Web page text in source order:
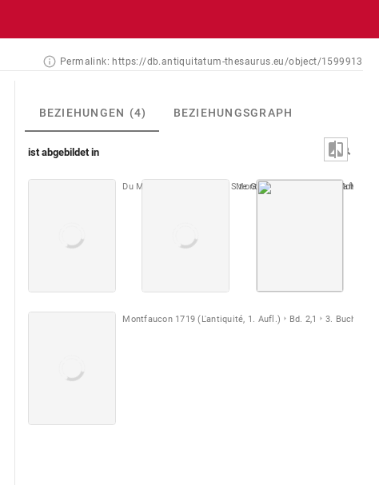
Permalink: https://db.antiquitatum-thesaurus.eu/object/1599913
BEZIEHUNGEN (4) BEZIEHUNGSGRAPH
ist abgebildet in
Du Molinet 1692 (Cabinet S.te Genevieve) Taf. 10
Montfaucon, Papiers de
Montfaucon 1719 (L'antiquité, 1. Aufl.) Bd. 2,1 3. Buch